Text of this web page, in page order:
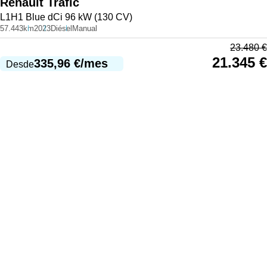
L1H1 Blue dCi 96 kW (130 CV)
57.443km2023Diésel Manual
Desde335,96 €/mes
23.480€
21.345 €